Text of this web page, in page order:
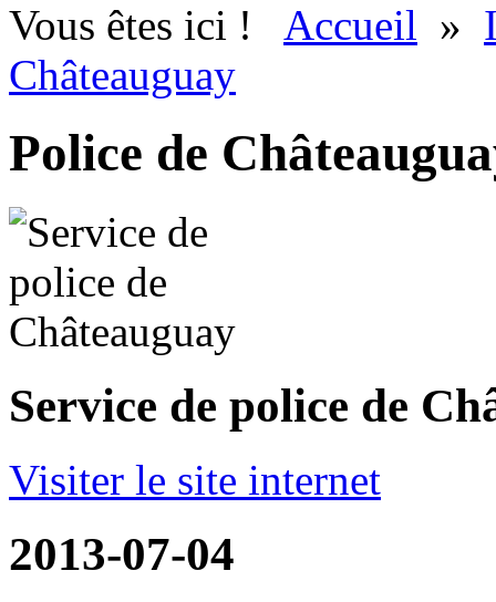
Vous êtes ici ! Accueil »
Châteauguay
Police de
Service de police de
Visiter le site internet
2013-07-04